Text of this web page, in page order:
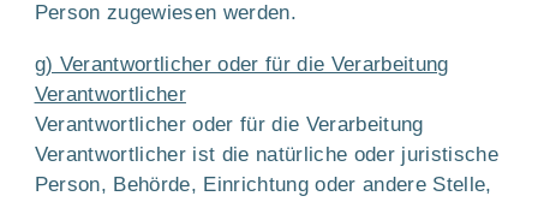
Person zugewiesen werden.
g) Verantwortlicher oder für die Verarbeitung
Verantwortlicher
Verantwortlicher oder für die Verarbeitung
Verantwortlicher ist die natürliche oder juristische
Person, Behörde, Einrichtung oder andere Stelle,